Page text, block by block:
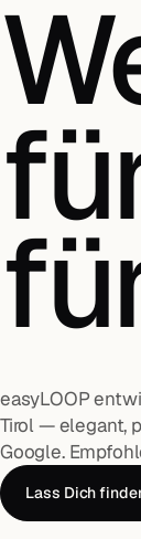
easyLOOP
Tirol — elegant,
Google.
Lass Dich